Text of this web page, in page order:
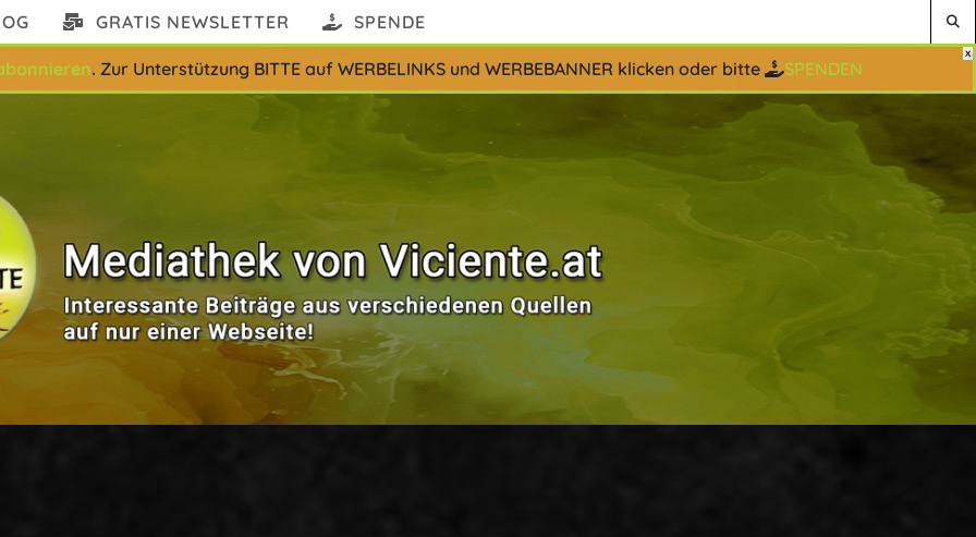
GRATIS NEWSLETTER SPENDE
. Zur Unterstützung BITTE auf WERBELINKS und WERBEBANNER klicken oder bitte SPENDEN